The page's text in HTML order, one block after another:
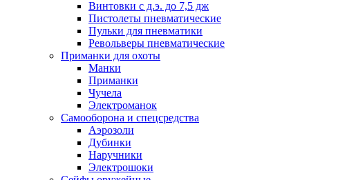
Винтовки с д.э. до 7,5 дж
Пистолеты пневматические
Пульки для пневматики
Револьверы пневматические
Приманки для охоты
Манки
Приманки
Чучела
Электроманок
Самооборона и спецсредства
Аэрозоли
Дубинки
Наручники
Электрошоки